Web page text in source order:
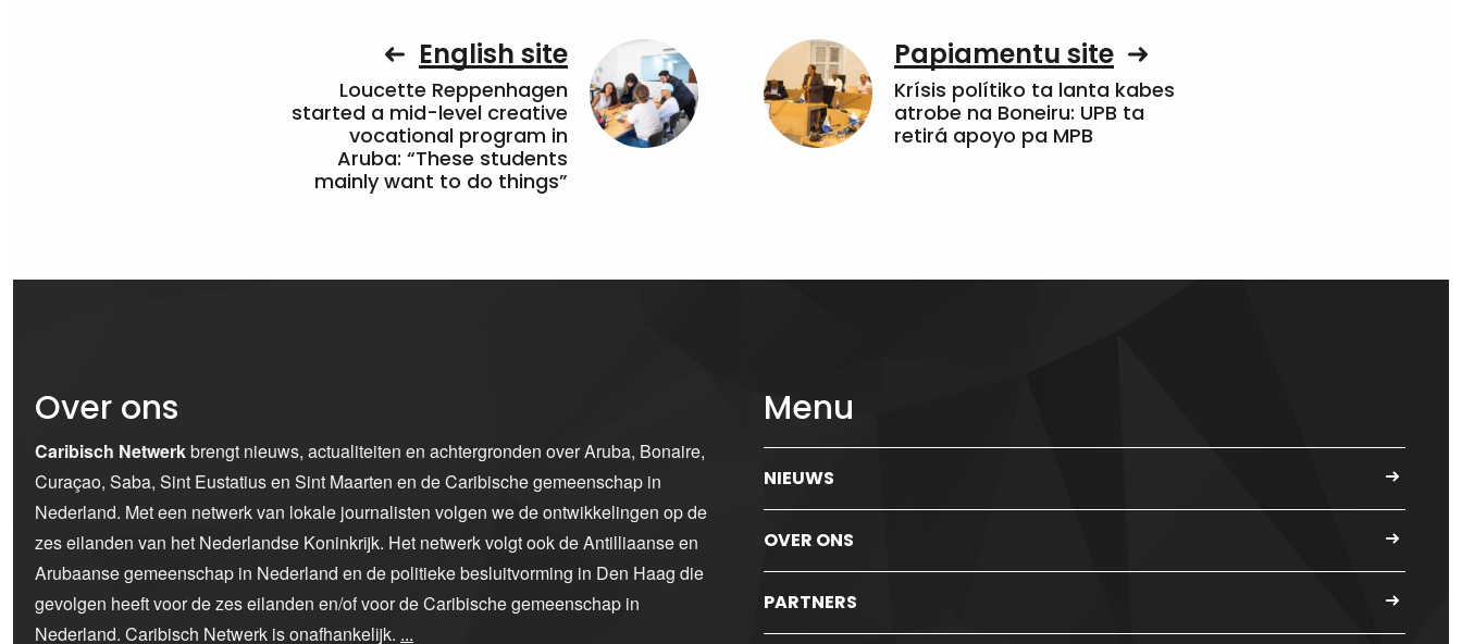
English site
Loucette Reppenhagen
started a mid-level creative
vocational program in
Aruba: “These students
mainly want to do things”
Papiamentu site
Krísis polítiko ta lanta kabes
atrobe na Boneiru: UPB ta
retirá apoyo pa MPB
Over ons
Caribisch Netwerkbrengt nieuws, actualiteiten en achtergronden over Aruba, Bonaire,
Curaçao, Saba, Sint Eustatius en Sint Maarten en de Caribische gemeenschap in
Nederland. Met een netwerk van lokale journalisten volgen we de ontwikkelingen op de
zes eilanden van het Nederlandse Koninkrijk. Het netwerk volgt ook de Antilliaanse en
Arubaanse gemeenschap in Nederland en de politieke besluitvorming in Den Haag die
gevolgen heeft voor de zes eilanden en/of voor de Caribische gemeenschap in
Nederland. Caribisch Netwerk is onafhankelijk. ...
Menu
NIEUWS
OVER ONS
PARTNERS